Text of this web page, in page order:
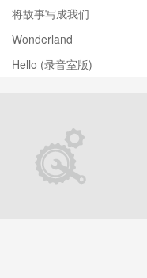
将故事写成我们
Wonderland
Hello (录音室版)